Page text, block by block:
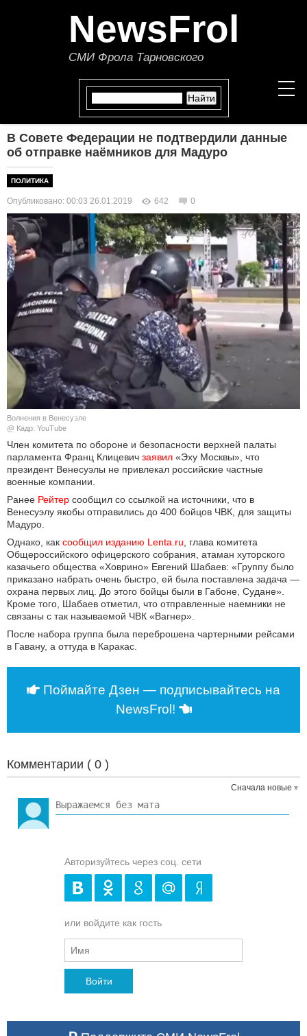
NewsFrol
СМИ Фрола Тарновского
НОВОСТИ
ПОЛИТИКА
ЭКОНОМИКА
В МИРЕ
ОБЩЕСТВО
КУЛЬТУРА
НАУКА
СПОРТ
АВТО И МОТО
БЛОГ
В Совете Федерации не подтвердили данные
об отправке наёмников для Мадуро
ПОЛИТИКА
Опубликовано: 00:03 26.01.2019 642 0
Волнения в Венесуэле
@ Кадр: YouTube
Член комитета по обороне и безопасности верхней палаты
парламента Франц Клицевич заявил «Эху Москвы», что
президент Венесуэлы не привлекал российские частные
военные компании.
Ранее Рейтер сообщил со ссылкой на источники, что в
Венесуэлу якобы отправились до 400 бойцов ЧВК, для защиты
Мадуро.
Однако, как сообщил изданию Lenta.ru , глава комитета
Общероссийского офицерского собрания, атаман хуторского
казачьего общества «Ховрино» Евгений Шабаев: «Группу было
приказано набрать очень быстро, ей была поставлена задача —
охрана первых лиц. До этого бойцы были в Габоне, Судане».
Кроме того, Шабаев отметил, что отправленные наемники не
связаны с так называемой ЧВК «Вагнер».
После набора группа была переброшена чартерными рейсами
в Гавану, а оттуда в Каракас.
Поймайте Дзен — подписывайтесь на
NewsFrol!
Комментарии ( 0 )
Сначала новые
Авторизуйтесь через соц. сети
или войдите как гость
Войти